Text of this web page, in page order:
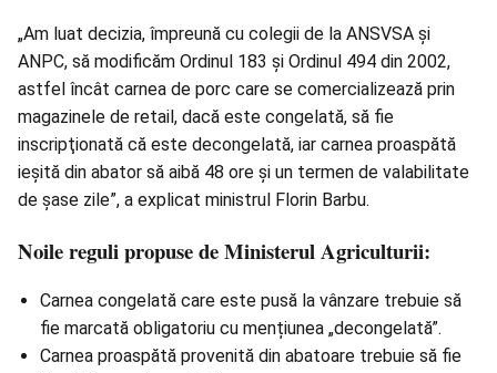
„Am luat decizia, împreună cu colegii de la ANSVSA şi
ANPC, să modificăm Ordinul 183 şi Ordinul 494 din 2002,
astfel încât carnea de porc care se comercializează prin
magazinele de retail, dacă este congelată, să fie
inscripţionată că este decongelată, iar carnea proaspătă
ieşită din abator să aibă 48 ore şi un termen de valabilitate
de şase zile”, a explicat ministrul Florin Barbu.
Noile reguli propuse de Ministerul Agriculturii:
Carnea congelată care este pusă la vânzare trebuie să
fie marcată obligatoriu cu mențiunea „decongelată”.
Carnea proaspătă provenită din abatoare trebuie să fie